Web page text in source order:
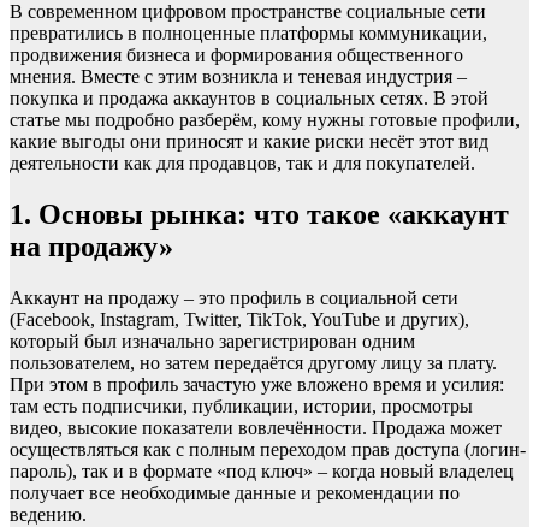
В современном цифровом пространстве социальные сети
превратились в полноценные платформы коммуникации,
продвижения бизнеса и формирования общественного
мнения. Вместе с этим возникла и теневая индустрия –
покупка и продажа аккаунтов в социальных сетях. В этой
статье мы подробно разберём, кому нужны готовые профили,
какие выгоды они приносят и какие риски несёт этот вид
деятельности как для продавцов, так и для покупателей.
1. Основы рынка: что такое «аккаунт
на продажу»
Аккаунт на продажу – это профиль в социальной сети
(Facebook, Instagram, Twitter, TikTok, YouTube и других),
который был изначально зарегистрирован одним
пользователем, но затем передаётся другому лицу за плату.
При этом в профиль зачастую уже вложено время и усилия:
там есть подписчики, публикации, истории, просмотры
видео, высокие показатели вовлечённости. Продажа может
осуществляться как с полным переходом прав доступа (логин-
пароль), так и в формате «под ключ» – когда новый владелец
получает все необходимые данные и рекомендации по
ведению.